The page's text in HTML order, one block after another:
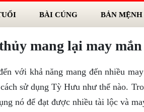
BÀI CÚNG BẢN MỆNH
mang lại may
với khả năng mang đến nhiều
sử dụng Tỳ Hưu như thế nào.
nó để đạt được nhiều tài lộc và